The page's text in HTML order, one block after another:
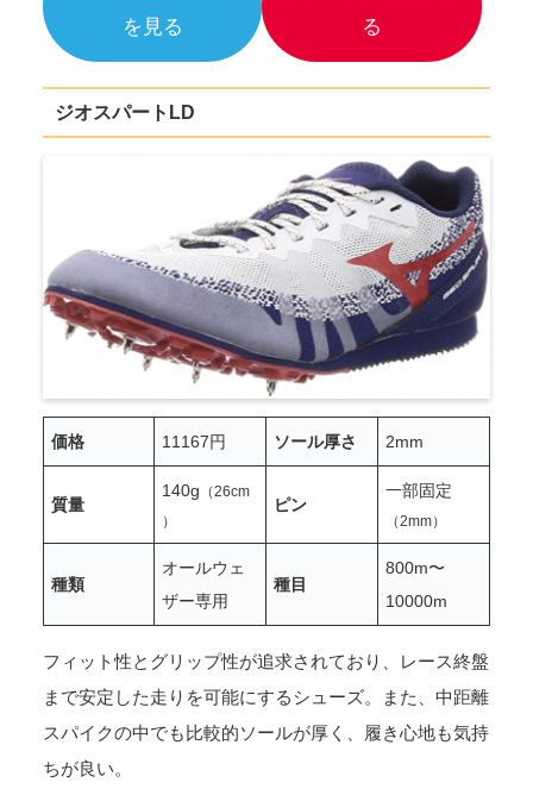
を見る
る
ジオスパートLD
価格 11167円 ソール厚さ 2mm
質量
140g （26cm
）
ピン
一部固定
（2mm）
種類
オールウェ
ザー専用
種目
800m〜
10000m
フィット性とグリップ性が追求されており、レース終盤
まで安定した走りを可能にするシューズ。また、中距離
スパイクの中でも比較的ソールが厚く、履き心地も気持
ちが良い。